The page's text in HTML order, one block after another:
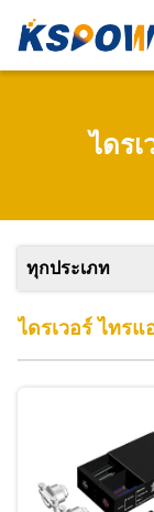
ไดร
ทุกประเภท
ไดรเวอร์ ไทร